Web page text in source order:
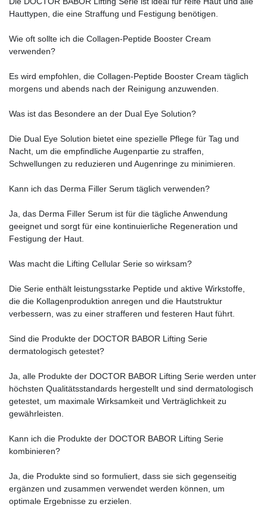
Hauttypen, die eine Straffung und Festigung benötigen.
Wie oft sollte ich die Collagen-Peptide Booster Cream
verwenden?
Es wird empfohlen, die Collagen-Peptide Booster Cream täglich
morgens und abends nach der Reinigung anzuwenden.
Was ist das Besondere an der Dual Eye Solution?
Die Dual Eye Solution bietet eine spezielle Pflege für Tag und
Nacht, um die empfindliche Augenpartie zu straffen,
Schwellungen zu reduzieren und Augenringe zu minimieren.
Kann ich das Derma Filler Serum täglich verwenden?
Ja, das Derma Filler Serum ist für die tägliche Anwendung
geeignet und sorgt für eine kontinuierliche Regeneration und
Festigung der Haut.
Was macht die Lifting Cellular Serie so wirksam?
Die Serie enthält leistungsstarke Peptide und aktive Wirkstoffe,
die die Kollagenproduktion anregen und die Hautstruktur
verbessern, was zu einer strafferen und festeren Haut führt.
Sind die Produkte der DOCTOR BABOR Lifting Serie
dermatologisch getestet?
Ja, alle Produkte der DOCTOR BABOR Lifting Serie werden unter
höchsten Qualitätsstandards hergestellt und sind dermatologisch
getestet, um maximale Wirksamkeit und Verträglichkeit zu
gewährleisten.
Kann ich die Produkte der DOCTOR BABOR Lifting Serie
kombinieren?
Ja, die Produkte sind so formuliert, dass sie sich gegenseitig
ergänzen und zusammen verwendet werden können, um
optimale Ergebnisse zu erzielen.